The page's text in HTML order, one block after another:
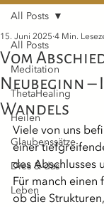
All Posts
Meditation
ThetaHealing
Heilen
Glaubenssätze
Dies & das
Leben
All Posts
Vom
Neubeginn –
Wandels
15. Juni 2025 4 Min.
Viele von uns
einer
des Abschlusses
Für manch einen
ob die